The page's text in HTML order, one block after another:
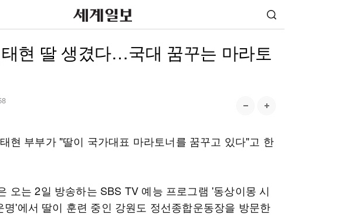
태현 딸 생겼다…국대 꿈꾸는 마라토
현 부부가 "딸이 국가대표 마라토너를 꿈꾸고 있다"고 한
오는 2일 방송하는 SBS TV 예능 프로그램 '동상이몽 시
명'에서 딸이 훈련 중인 강원도 정선종합운동장을 방문한